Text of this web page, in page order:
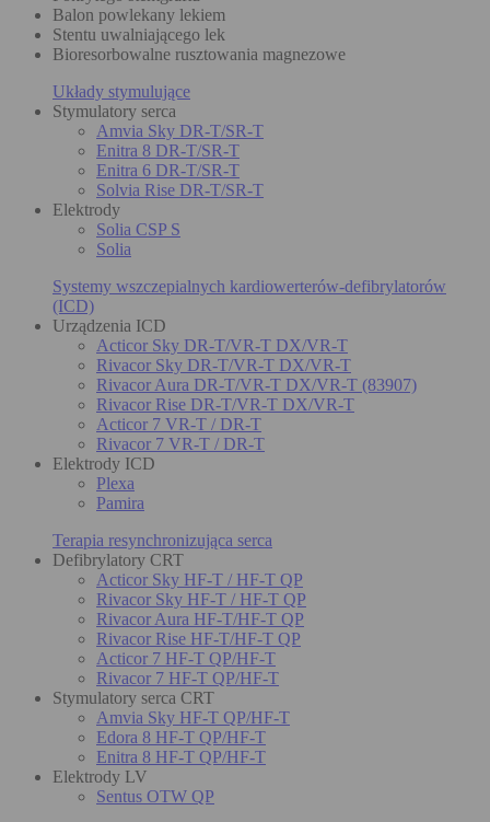
Balon powlekany lekiem
Stentu uwalniającego lek
Bioresorbowalne rusztowania magnezowe
Układy stymulujące
Stymulatory serca
Amvia Sky DR-T/SR-T
Enitra 8 DR-T/SR-T
Enitra 6 DR-T/SR-T
Solvia Rise DR-T/SR-T
Elektrody
Solia CSP S
Solia
Systemy wszczepialnych kardiowerterów-defibrylatorów
(ICD)
Urządzenia ICD
Acticor Sky DR-T/VR-T DX/VR-T
Rivacor Sky DR-T/VR-T DX/VR-T
Rivacor Aura DR-T/VR-T DX/VR-T (83907)
Rivacor Rise DR-T/VR-T DX/VR-T
Acticor 7 VR-T / DR-T
Rivacor 7 VR-T / DR-T
Elektrody ICD
Plexa
Pamira
Terapia resynchronizująca serca
Defibrylatory CRT
Acticor Sky HF-T / HF-T QP
Rivacor Sky HF-T / HF-T QP
Rivacor Aura HF-T/HF-T QP
Rivacor Rise HF-T/HF-T QP
Acticor 7 HF-T QP/HF-T
Rivacor 7 HF-T QP/HF-T
Stymulatory serca CRT
Amvia Sky HF-T QP/HF-T
Edora 8 HF-T QP/HF-T
Enitra 8 HF-T QP/HF-T
Elektrody LV
Sentus OTW QP